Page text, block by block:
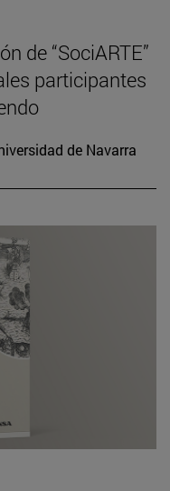
de “SociARTE”
participantes
de Navarra